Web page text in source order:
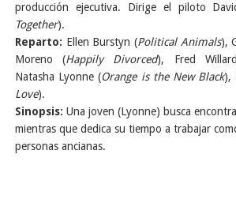
producción ejecutiva. Dirige el piloto
Together).
Reparto: Ellen Burstyn (Political Animals),
Moreno (Happily Divorced), Fred
Natasha Lyonne (Orange is the New Black),
Love).
Sinopsis: Una joven (Lyonne) busca
mientras que dedica su tiempo a trabajar
personas ancianas.